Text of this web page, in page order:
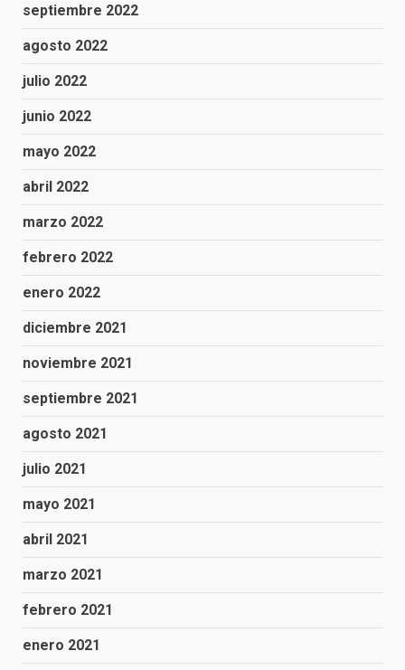
septiembre 2022
agosto 2022
julio 2022
junio 2022
mayo 2022
abril 2022
marzo 2022
febrero 2022
enero 2022
diciembre 2021
noviembre 2021
septiembre 2021
agosto 2021
julio 2021
mayo 2021
abril 2021
marzo 2021
febrero 2021
enero 2021